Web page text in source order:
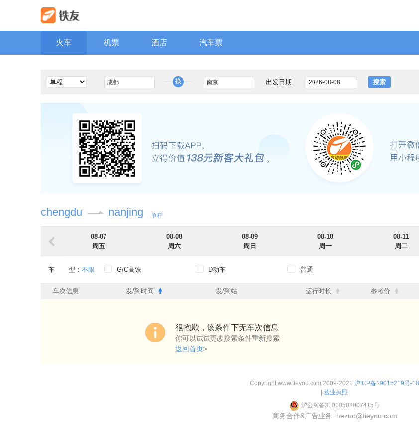
火车 机票 酒店 汽车票
换 出发日期 搜索
chengdu nanjing 单程
08-07
周五
08-08
周六
08-09
周日
08-10
周一
08-11
周二
车 型： 不限 G/C高铁 D动车 普通
出发时段： 0点-6点 6点-12点 12点-18点 18点-24点
车次信息 发/到时间 发/到站 运行时长 参考价
很抱歉，该条件下无车次信息
你可以试试更改搜索条件重新搜索
返回首页>
Copyright www.tieyou.com 2009-2021 沪ICP备19015219号-18
营业执照
沪公网备31010502007415号
商务合作&广告业务: hezuo@tieyou.com